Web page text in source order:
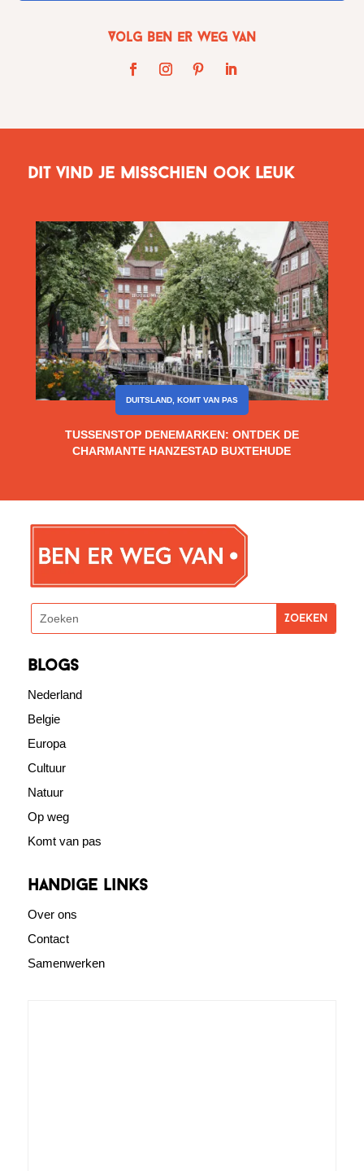
Volg Ben er weg van
Dit vind je misschien ook leuk
TUSSENSTOP DENEMARKEN: ONTDEK DE
CHARMANTE HANZESTAD BUXTEHUDE
DUITSLAND, KOMT VAN PAS
blogs
Nederland
Belgie
Europa
Cultuur
Natuur
Op weg
Komt van pas
Handige links
Over ons
Contact
Samenwerken